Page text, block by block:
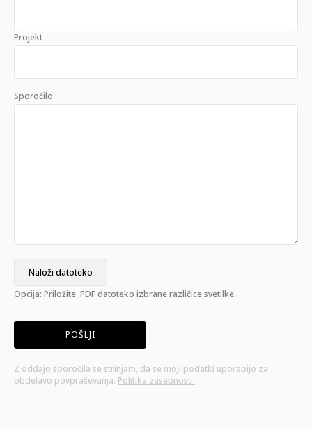
Projekt
Sporočilo
Naloži datoteko
Opcija: Priložite .PDF datoteko izbrane različice svetilke.
Z oddajo sporočila se strinjam, da se moji podatki uporabijo za
obdelavo povpraševanja. Politika zasebnosti.